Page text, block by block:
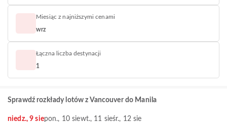
Miesiąc z najniższymi cenami
wrz
Łączna liczba destynacji
1
Sprawdź rozkłady lotów z Vancouver do Manila
niedz., 9 siepon., 10 siewt., 11 sieśr., 12 sie